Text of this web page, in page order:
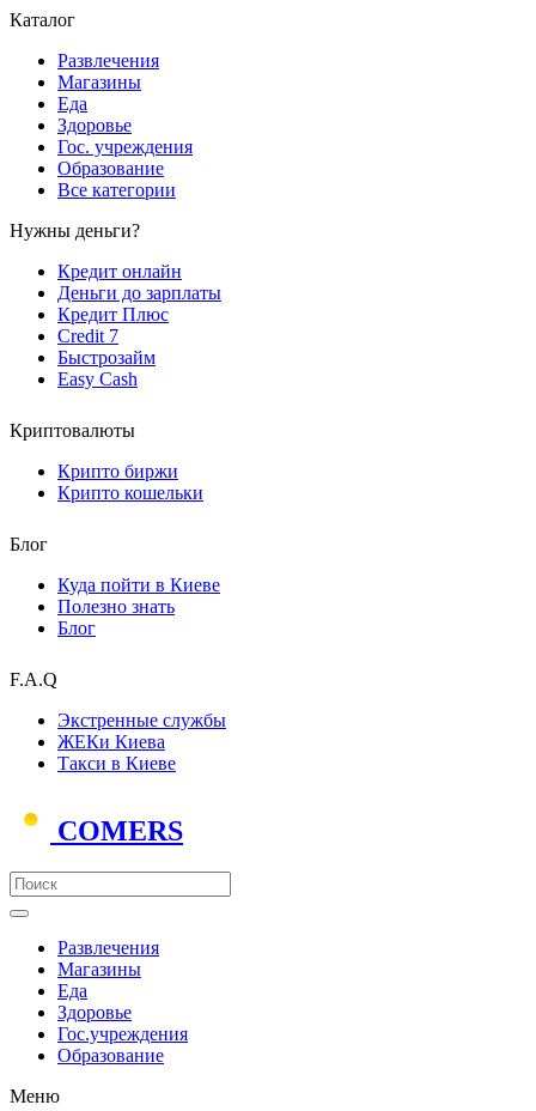
Каталог
Развлечения
Магазины
Еда
Здоровье
Гос. учреждения
Образование
Все категории
Нужны деньги?
Кредит онлайн
Деньги до зарплаты
Кредит Плюс
Credit 7
Быстрозайм
Easy Cash
Криптовалюты
Крипто биржи
Крипто кошельки
Блог
Куда пойти в Киеве
Полезно знать
Блог
F.A.Q
Экстренные службы
ЖЕКи Киева
Такси в Киеве
COMERS
Развлечения
Магазины
Еда
Здоровье
Гос.учреждения
Образование
Меню